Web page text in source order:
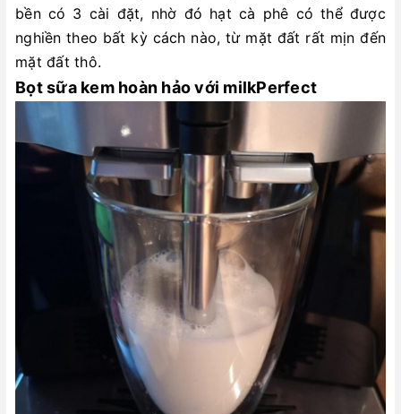
bền có 3 cài đặt, nhờ đó hạt cà phê có thể được
nghiền theo bất kỳ cách nào, từ mặt đất rất mịn đến
mặt đất thô.
Bọt sữa kem hoàn hảo với milkPerfect